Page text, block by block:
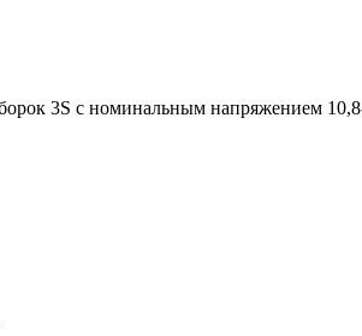
3S с номинальным напряжением